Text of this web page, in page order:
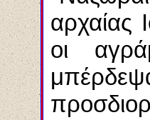
αρχαίας
οι